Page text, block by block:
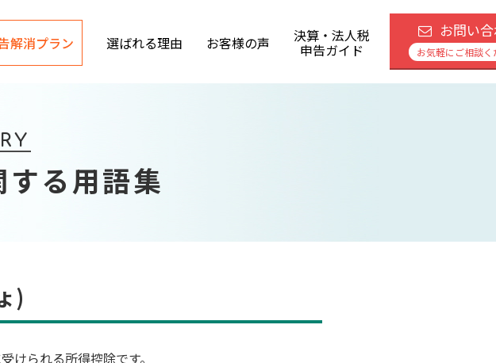
解消プラン 選ばれる理由 お客様の声 決算・法人税
申告ガイド
お問い
お気軽にご相談く
る用語集
)
けられる所得控除です。